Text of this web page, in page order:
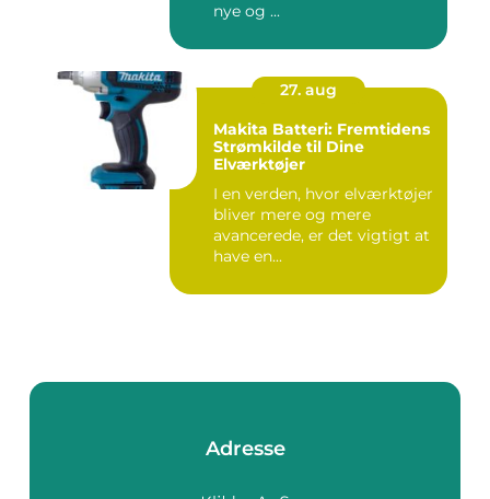
nye og ...
27. aug
Makita Batteri: Fremtidens
Strømkilde til Dine
Elværktøjer
I en verden, hvor elværktøjer
bliver mere og mere
avancerede, er det vigtigt at
have en...
Adresse